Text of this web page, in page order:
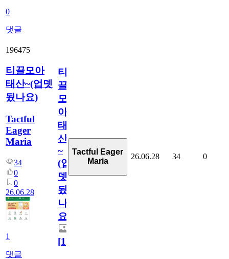
0
댓글
196475
티끌모아
태산~(업뎃
됬나요)
Tactful
Eager
Maria
34
0
0
26.06.28
1
댓글
티
끌
모
아
태
산
~
(업
뎃
됬
나
요)
[1]
Tactful Eager
Maria
26.06.28 34 0